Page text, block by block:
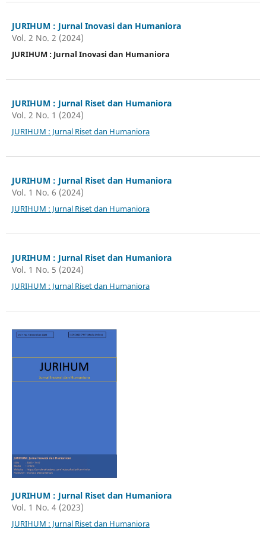
JURIHUM : Jurnal Inovasi dan Humaniora
Vol. 2 No. 2 (2024)
JURIHUM : Jurnal Inovasi dan Humaniora
JURIHUM : Jurnal Riset dan Humaniora
Vol. 2 No. 1 (2024)
JURIHUM : Jurnal Riset dan Humaniora
JURIHUM : Jurnal Riset dan Humaniora
Vol. 1 No. 6 (2024)
JURIHUM : Jurnal Riset dan Humaniora
JURIHUM : Jurnal Riset dan Humaniora
Vol. 1 No. 5 (2024)
JURIHUM : Jurnal Riset dan Humaniora
JURIHUM : Jurnal Riset dan Humaniora
Vol. 1 No. 4 (2023)
JURIHUM : Jurnal Riset dan Humaniora